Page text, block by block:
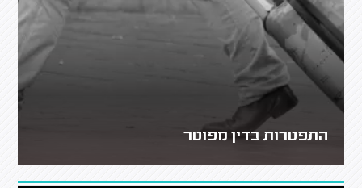
התפטרות בדין מפוטר